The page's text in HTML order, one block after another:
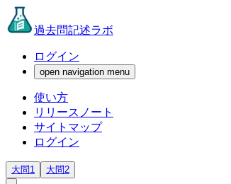
過去問記述ラボ
ログイン
open navigation menu
使い方
リリースノート
サイトマップ
ログイン
大問1 大問2